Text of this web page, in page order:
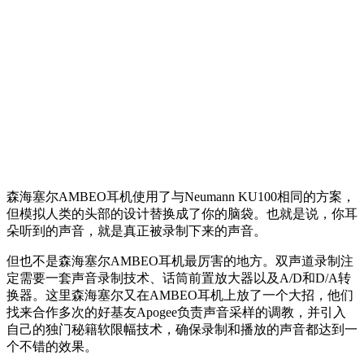
森海塞尔AMBEO耳机使用了与Neumann KU100相同的方案，
但模拟人类的头部的设计替换成了你的脑袋。也就是说，你耳
朵听到的声音，就是真正被录制下来的声音。
但也不是森海塞尔AMBEO耳机最厉害的地方。双声道录制注
定需要一套声音录制技术、话筒前置放大器以及A/D和D/A转
换器。这里森海塞尔又在AMBEO耳机上放了一个大招，他们
找来合作多次的好基友Apogee负责声音采样的调教，并引入
自己的独门秘籍软限幅技术，确保录制和播放的声音都达到一
个不错的效果。